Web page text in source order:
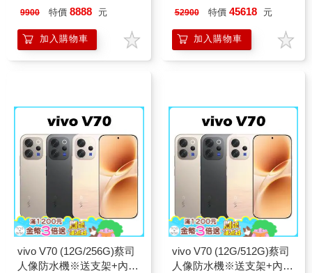
保護殼※
9900 特價 8888 元
加入購物車
※送支架+內附保護殼※
52900 特價 45618 元
加入購物車
vivo V70 (12G/256G)蔡司
人像防水機※送支架+內附
vivo V70 (12G/512G)蔡司
人像防水機※送支架+內附